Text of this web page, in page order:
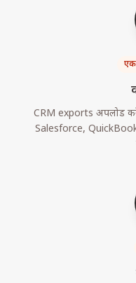
CRM exports अपलोड
Salesforce,